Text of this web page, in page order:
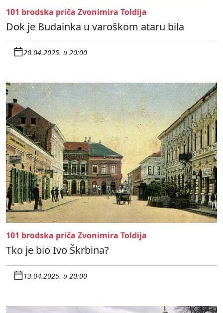
101 brodska priča Zvonimira Toldija
Dok je Budainka u varoškom ataru bila
20.04.2025. u 20:00
101 brodska priča Zvonimira Toldija
Tko je bio Ivo Škrbina?
13.04.2025. u 20:00